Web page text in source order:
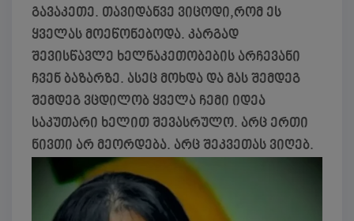
გავაკეთე. თავიდანვე ვიცოდი,რომ ეს
ყველას მოეწონებოდა. კარგად
შევისწავლე ხელნაკეთობების არჩევანი
ჩვენ ბაზარზე. ასეც მოხდა და მას შემდეგ
შემდეგ ვცდილობ ყველა ჩემი იდეა
საკუთარი ხელით შევასრულო. არც ერთი
ნივთი არ მეორდება. არც შეკვეთას ვიღებ.